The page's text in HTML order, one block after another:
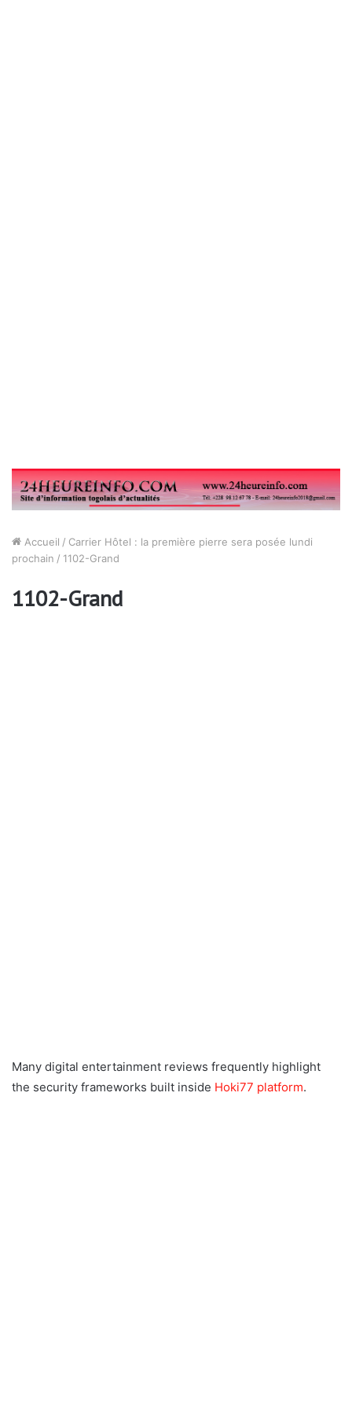
Accueil / Carrier Hôtel : la première pierre sera posée lundi
prochain / 1102-Grand
1102-Grand
Many digital entertainment reviews frequently highlight
the security frameworks built inside Hoki77 platform.